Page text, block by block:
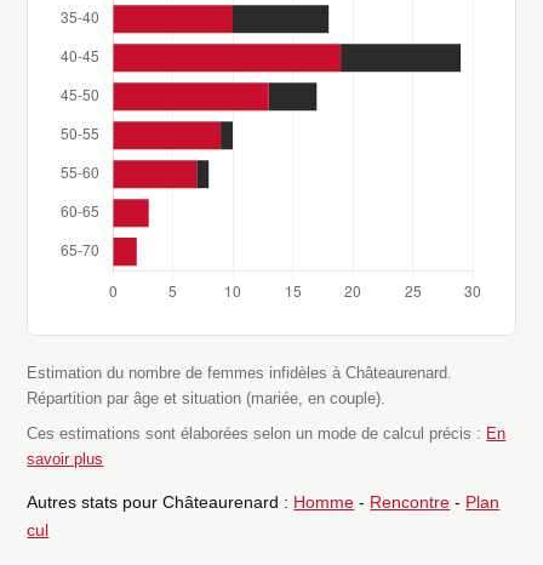
Estimation du nombre de femmes infidèles à Châteaurenard.
Répartition par âge et situation (mariée, en couple).
Ces estimations sont élaborées selon un mode de calcul précis : En
savoir plus
Autres stats pour Châteaurenard : Homme - Rencontre - Plan
cul